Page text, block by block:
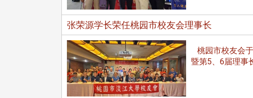
张荣源学长荣任桃园市校友会理事长
桃园市校友会
暨第5、6届理事
校友会于115年6月10日(三)
日(二)，27名校友夥伴一同前
国宁夏省参访，活 ...
台北市校友会于6月6日(六)举办
「新店瑠公圳知性健行活动」，在
领队温明正学长与副领队吕惠玲学
姐的精 ...
台
(三)
访